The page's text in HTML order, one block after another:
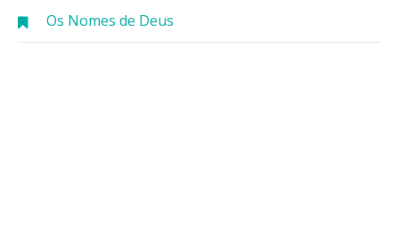
Os Nomes de Deus